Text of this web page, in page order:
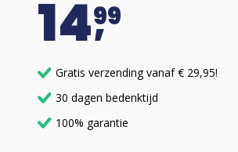
1499
Gratis verzending vanaf € 29,95!
30 dagen bedenktijd
100% garantie